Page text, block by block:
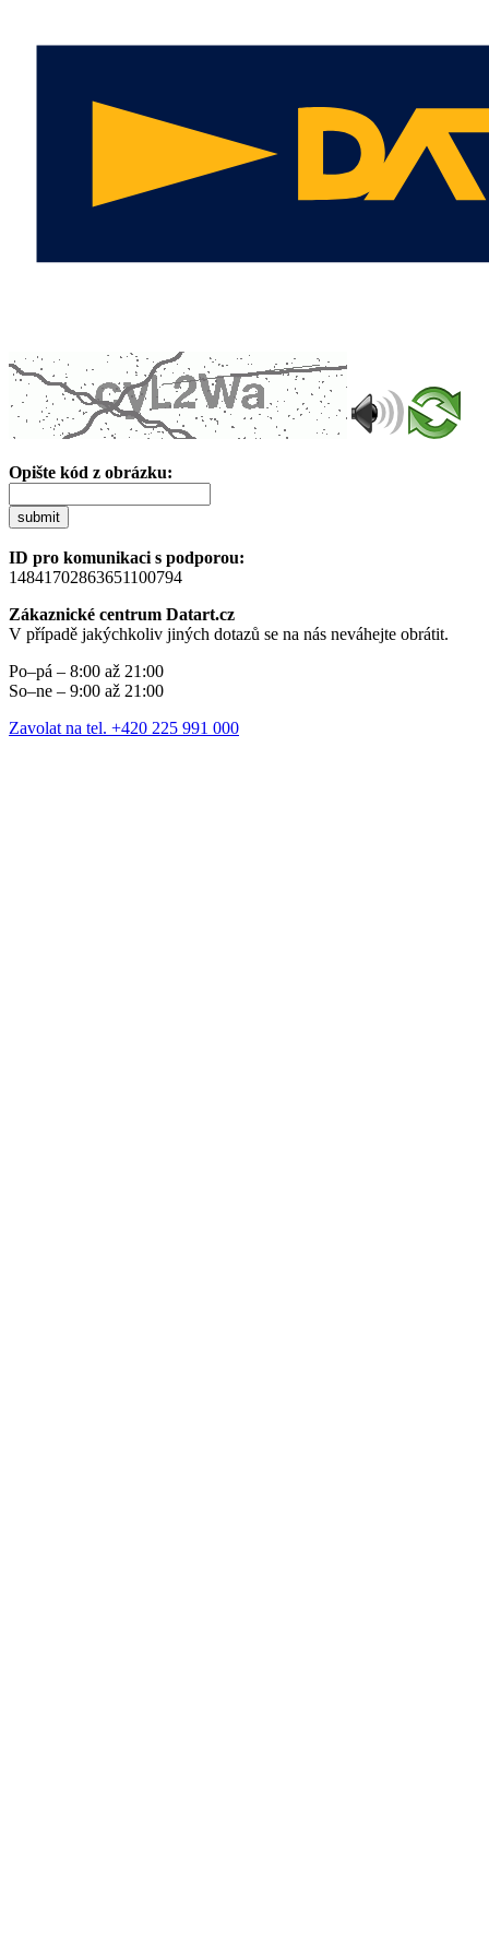
Opište kód z obrázku:
submit
ID pro komunikaci s podporou:
14841702863651100794
Zákaznické centrum Datart.cz
V případě jakýchkoliv jiných dotazů se na nás neváhejte obrátit.
Po–pá – 8:00 až 21:00
So–ne – 9:00 až 21:00
Zavolat na tel. +420 225 991 000